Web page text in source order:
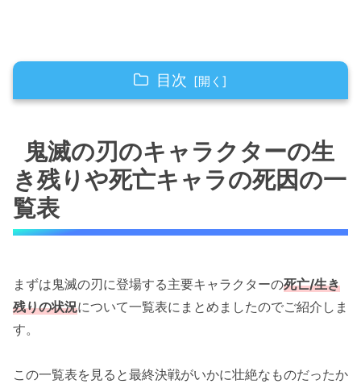
目次
ラの死因の一覧表
炭治郎の同期、その他鬼殺隊の死亡/生き残
り状況
十二鬼月（下弦）の死亡/生き残り状況
竈門炭治郎（かまどたんじろう）：生き残
鬼滅の刃のキャラクターの生
き残りや死亡キャラの死因の一
覧表
まずは鬼滅の刃に登場する主要キャラクターの死亡/生き
残りの状況について一覧表にまとめましたのでご紹介しま
す。
この一覧表を見ると最終決戦がいかに壮絶なものだったか